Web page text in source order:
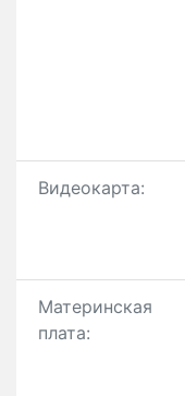
Видеокарта:
Материнская
плата: